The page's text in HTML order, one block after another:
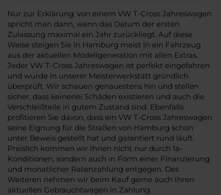
Nur zur Erklärung: von einem VW T-Cross Jahreswagen
spricht man dann, wenn das Datum der ersten
Zulassung maximal ein Jahr zurückliegt. Auf diese
Weise steigen Sie in Hamburg meist in ein Fahrzeug
aus der aktuellen Modellgeneration mit allen Extras.
Jeder VW T-Cross Jahreswagen ist perfekt eingefahren
und wurde in unserer Meisterwerkstatt gründlich
überprüft. Wir schauen genauestens hin und stellen
sicher, dass keinerlei Schäden existieren und auch die
Verschleißteile in gutem Zustand sind. Ebenfalls
profitieren Sie davon, dass ein VW T-Cross Jahreswagen
seine Eignung für die Straßen von Hamburg schon
unter Beweis gestellt hat und garantiert rund läuft.
Preislich kommen wir Ihnen nicht nur durch 1a-
Konditionen, sondern auch in Form einer Finanzierung
und monatlicher Ratenzahlung entgegen. Des
Weiteren nehmen wir beim Kauf gerne auch Ihren
aktuellen Gebrauchtwagen in Zahlung.